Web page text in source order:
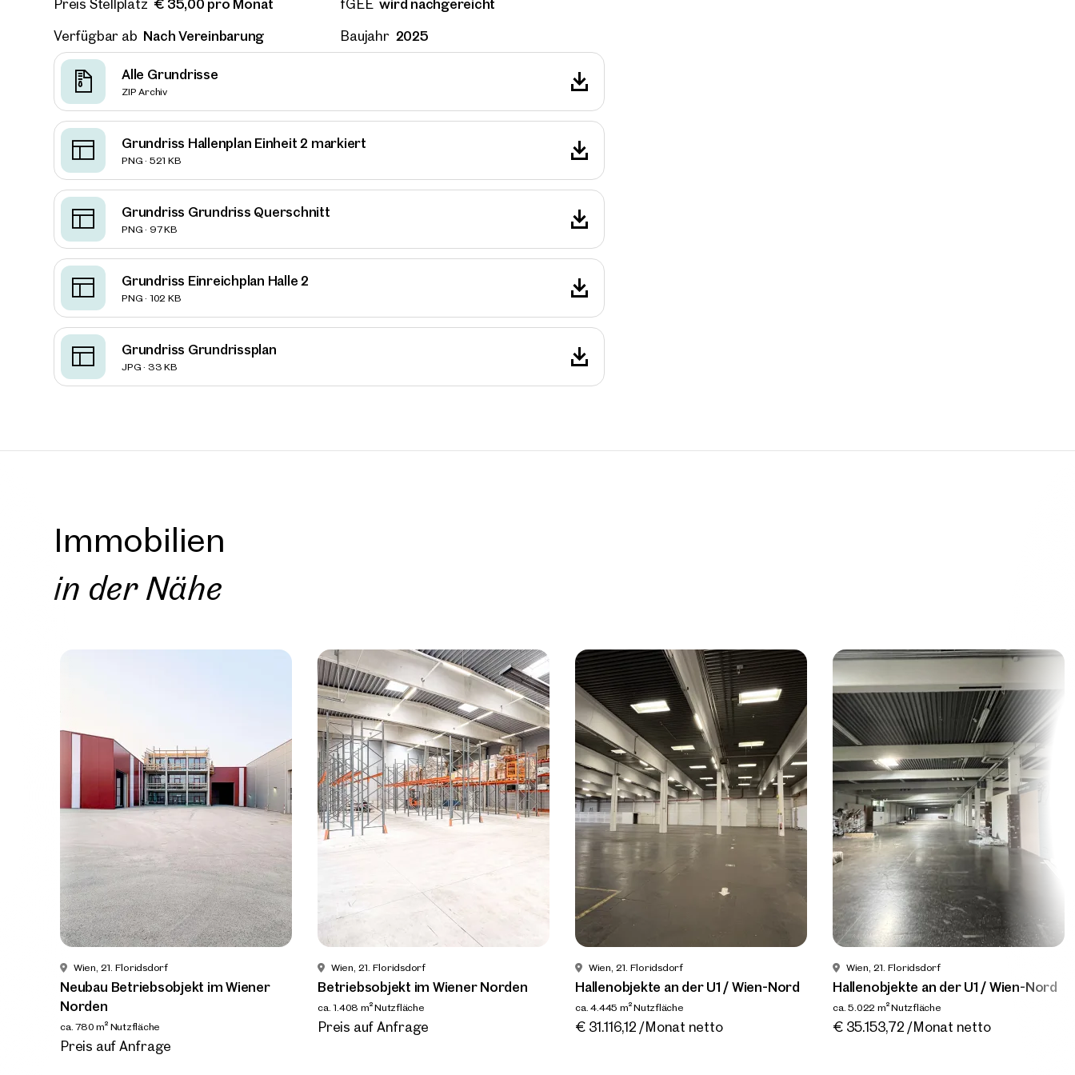
Preis Stellplatz € 35,00 pro Monat
Verfügbar ab Nach Vereinbarung
fGEE wird nachgereicht
Baujahr 2025
Alle Grundrisse
ZIP Archiv
Grundriss Hallenplan Einheit 2 markiert
PNG · 521 KB
Grundriss Grundriss Querschnitt
PNG · 97 KB
Grundriss Einreichplan Halle 2
PNG · 102 KB
Grundriss Grundrissplan
JPG · 33 KB
E-Mail Adresse
Telefonnummer(optional)
Rückruf-Service
Ich habe die AGB und Datenschutzbestimmungen gelesen und erkläre mich damit
Ich möchte regelmäßig über neue Publikationen, Angebote, Einladungen und Updates zum
Immobilienmarkt informiert werden und erteile durch Klick auf die Checkbox meine
Einwilligung, dass die OTTO Immobilien GmbH die angegebenen Daten zur Versendung eines
Anfrage Absenden
Immobilien
in der Nähe
Wien, 21. Floridsdorf
Neubau Betriebsobjekt im Wiener
Verfügbar Nach Vereinbarung
Preis auf Anfrage
Wien, 21. Floridsdorf
Betriebsobjekt im Wiener Norden
ca. 1.408 m² Nutzfläche
Verfügbar Nach Vereinbarung
Preis auf Anfrage
Wien, 21. Floridsdorf
Hallenobjekte an der U1 / Wien-
Nord
ca. 4.445 m² Nutzfläche
Verfügbar nach Vereinbarung
€ 31.116,12 /Monat netto
Immobilien
in der Nähe
Wien, 21. Floridsdorf
Neubau Betriebsobjekt im Wiener
Norden
ca. 780 m² Nutzfläche
Verfügbar Nach Vereinbarung
Preis auf Anfrage
Wien, 21. Floridsdorf
Betriebsobjekt im Wiener Norden
ca. 1.408 m² Nutzfläche
Verfügbar Nach Vereinbarung
Preis auf Anfrage
Wien, 21. Floridsdorf
Hallenobjekte an der U1 / Wien-Nord
ca. 4.445 m² Nutzfläche
Verfügbar nach Vereinbarung
€ 31.116,12 /Monat netto
Wien, 21. Floridsdorf
Hallenobjekte an der U1 / Wien-Nord
ca. 5.022 m² Nutzfläche
Verfügbar nach Vereinbarung
€ 35.153,72 /Monat netto
Anrufen oder Rückruf vereinbaren